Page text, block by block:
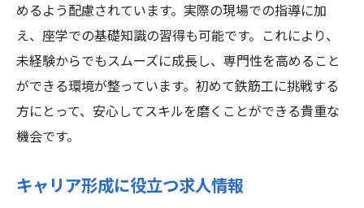
めるよう配慮されています。実際の現場での指導に加
え、座学での基礎知識の習得も可能です。これにより、
未経験からでもスムーズに成長し、専門性を高めること
ができる環境が整っています。初めて鉄筋工に挑戦する
方にとって、安心してスキルを磨くことができる貴重な
機会です。
キャリア形成に役立つ求人情報